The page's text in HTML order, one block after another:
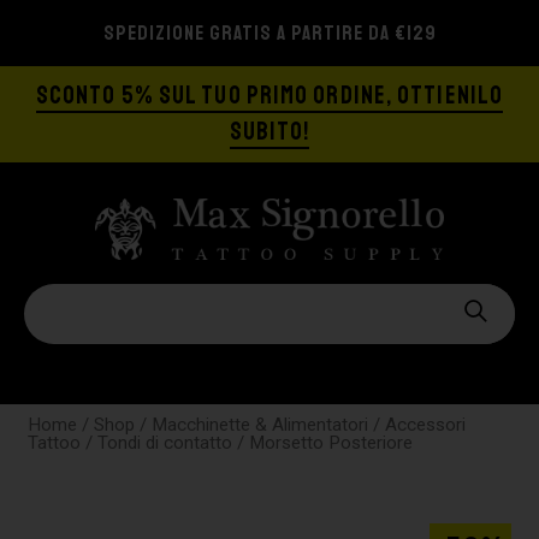
SPEDIZIONE GRATIS A PARTIRE DA €129
SCONTO 5% SUL TUO PRIMO ORDINE, OTTIENILO
SUBITO!
Home / Shop / Macchinette & Alimentatori / Accessori
Tattoo / Tondi di contatto / Morsetto Posteriore